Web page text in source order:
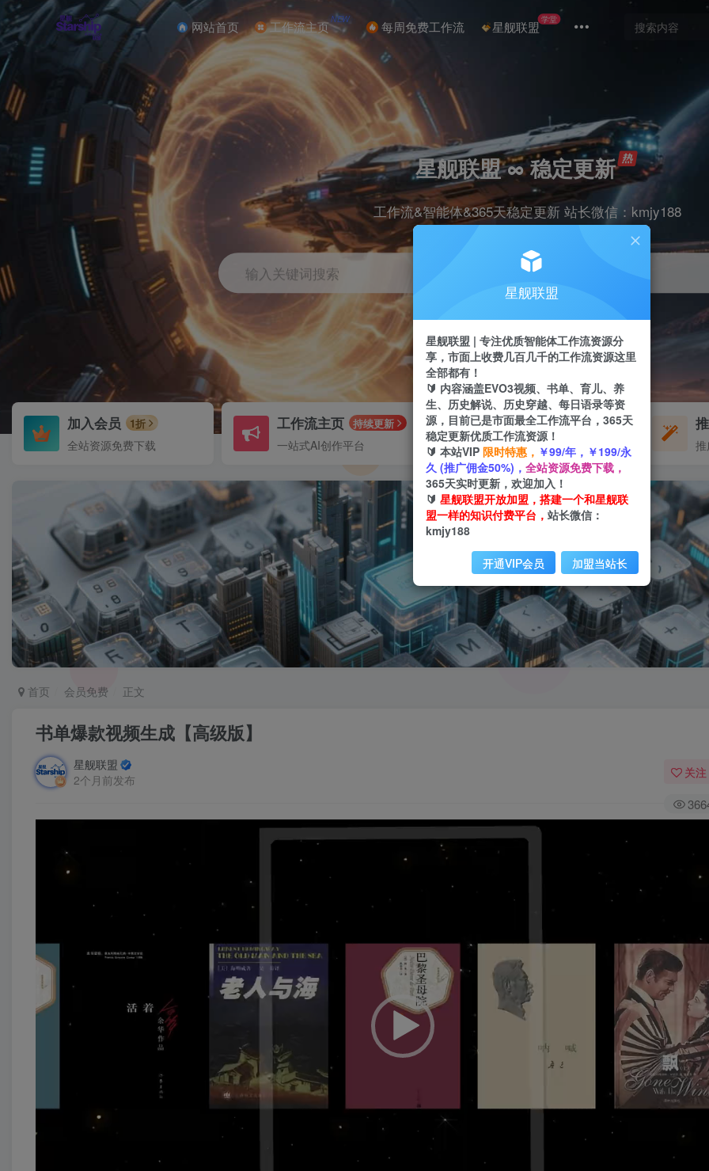
网站首页 工作流主页NEW 每周免费工作流 星舰联盟学堂
星舰联盟 ∞ 稳定更新
工作流&智能体&365天稳定更新 站长微信：kmjy188
输入关键词搜索
加入会员 1折
全站资源免费下载
工作流主页 持续更新
一站式AI创作平台
每周免费工作流 体验
不定期更新
首页 会员免费 正文
书单爆款视频生成【高级版】
星舰联盟
2个月前发布
关注
星舰联盟
星舰联盟 | 专注优质智能体工作流资源分
享，市面上收费几百几千的工作流资源这里
全部都有！
🔰 内容涵盖EVO3视频、书单、育儿、养
生、历史解说、历史穿越、每日语录等资
源，目前已是市面最全工作流平台，365天
稳定更新优质工作流资源！
🔰 本站VIP 限时特惠， ￥99/年，￥199/永
久 (推广佣金50%)， 全站资源免费下载，
365天实时更新，欢迎加入！
🔰 星舰联盟开放加盟，搭建一个和星舰联
盟一样的知识付费平台， 站长微信：
kmjy188
开通VIP会员 加盟当站长